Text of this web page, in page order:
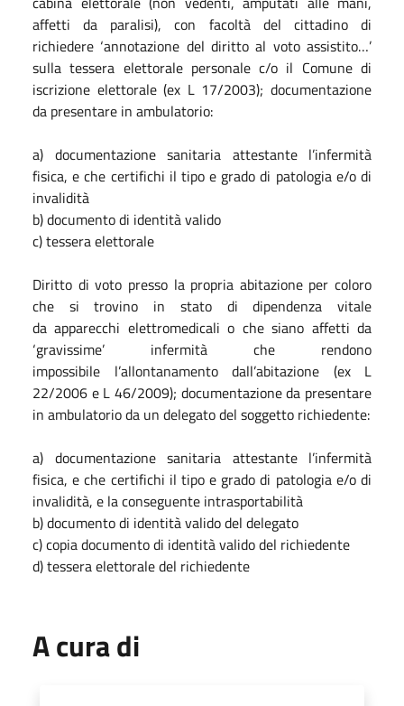
affetti da paralisi), con facoltà del cittadino di
richiedere ‘annotazione del diritto al voto assistito…’
sulla tessera elettorale personale c/o il Comune di
iscrizione elettorale (ex L 17/2003); documentazione
da presentare in ambulatorio:
a) documentazione sanitaria attestante l’infermità
fisica, e che certifichi il tipo e grado di patologia e/o di
invalidità
b) documento di identità valido
c) tessera elettorale
Diritto di voto presso la propria abitazione per coloro
che si trovino in stato di dipendenza vitale
da apparecchi elettromedicali o che siano affetti da
‘gravissime’ infermità che rendono
impossibile l’allontanamento dall’abitazione (ex L
22/2006 e L 46/2009); documentazione da presentare
in ambulatorio da un delegato del soggetto richiedente:
a) documentazione sanitaria attestante l’infermità
fisica, e che certifichi il tipo e grado di patologia e/o di
invalidità, e la conseguente intrasportabilità
b) documento di identità valido del delegato
c) copia documento di identità valido del richiedente
d) tessera elettorale del richiedente
A cura di